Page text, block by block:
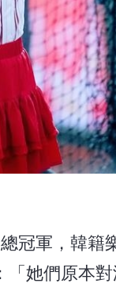
冠軍，韓籍
她們原本